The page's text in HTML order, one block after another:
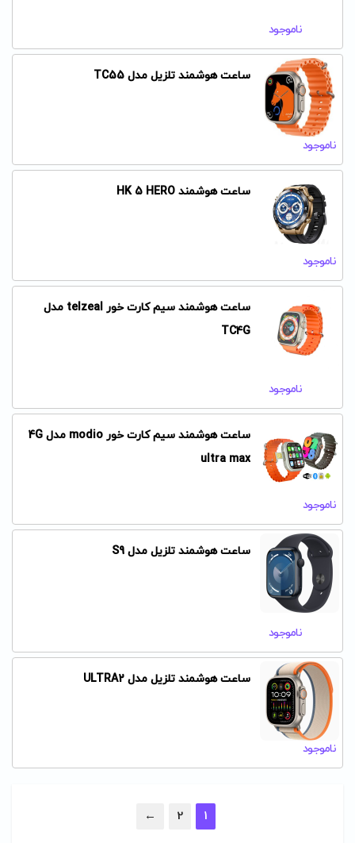
ناموجود
ساعت هوشمند تلزیل مدل TC55
ناموجود
ساعت هوشمند HK 5 HERO
ناموجود
ساعت هوشمند سیم کارت خور telzeal مدل
TC4G
ناموجود
ساعت هوشمند سیم کارت خور modio مدل 4G
ultra max
ناموجود
ساعت هوشمند تلزیل مدل S9
ناموجود
ساعت هوشمند تلزیل مدل ULTRA2
ناموجود
1
2
←